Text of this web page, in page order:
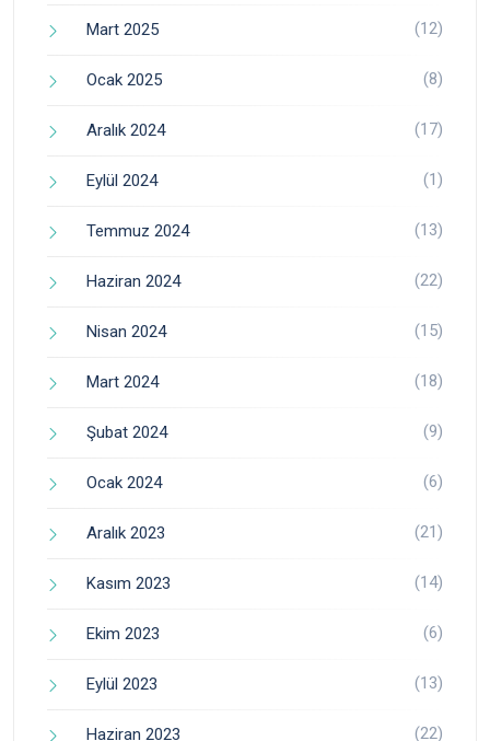
Mart 2025 (12)
Ocak 2025 (8)
Aralık 2024 (17)
Eylül 2024 (1)
Temmuz 2024 (13)
Haziran 2024 (22)
Nisan 2024 (15)
Mart 2024 (18)
Şubat 2024 (9)
Ocak 2024 (6)
Aralık 2023 (21)
Kasım 2023 (14)
Ekim 2023 (6)
Eylül 2023 (13)
Haziran 2023 (22)